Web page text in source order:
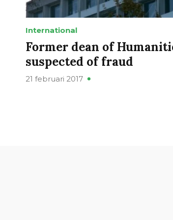
International
Former dean of
suspected of fraud
21 februari 2017